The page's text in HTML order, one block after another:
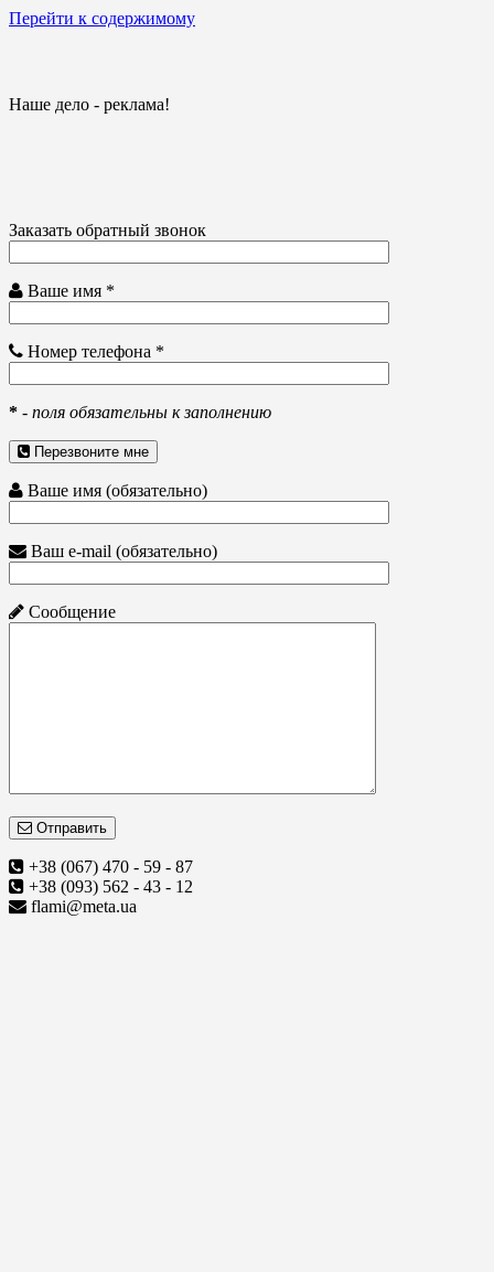
Перейти к содержимому
Наше дело - реклама!
Заказать обратный звонок
Ваше имя *
Номер телефона *
* - поля обязательны к заполнению
Перезвоните мне
Ваше имя (обязательно)
Ваш e-mail (обязательно)
Сообщение
Отправить
+38 (067) 470 - 59 - 87
+38 (093) 562 - 43 - 12
flami@meta.ua